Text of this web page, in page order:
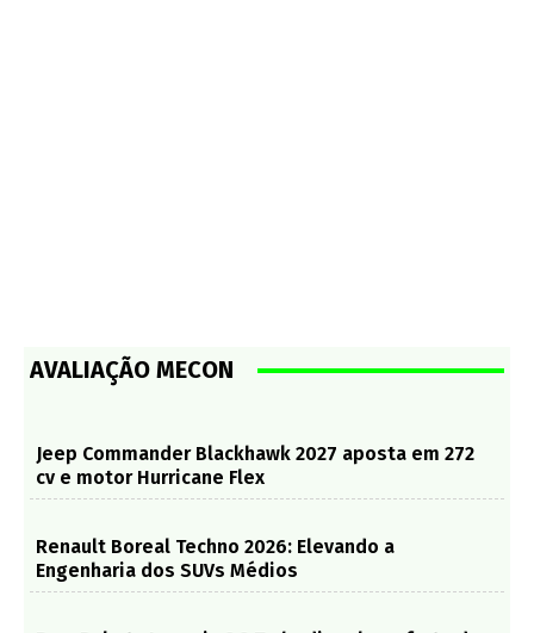
AVALIAÇÃO MECON
Jeep Commander Blackhawk 2027 aposta em 272
cv e motor Hurricane Flex
Renault Boreal Techno 2026: Elevando a
Engenharia dos SUVs Médios